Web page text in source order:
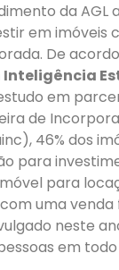
da AGL
em imóveis
De
Inteligência
em
de
46% dos
para
para
uma venda
neste
em todo